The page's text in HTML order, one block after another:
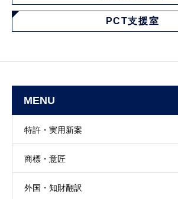
PCT支援室
MENU
特許・実用新案
商標・意匠
外国・知財翻訳